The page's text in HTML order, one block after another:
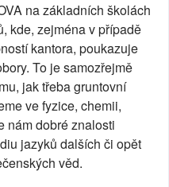
na základních školách
kde, zejména v případě
kantora, poukazuje
To je samozřejmě
jak třeba gruntovní
ve fyzice, chemii,
nám dobré znalosti
jazyků dalších či opět
věd.